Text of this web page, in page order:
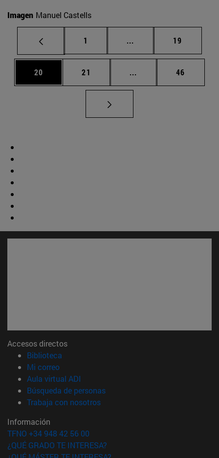
Imagen Manuel Castells
Página
1 ... Páginas intermedias
Página
19
Página
20 Página
21 ... Páginas intermedias
Página
46
Accesos directos
Biblioteca
Mi correo(abre en nueva ventana)
Aula virtual ADI
Búsqueda de personas(abre en nueva ventana)
Trabaja con nosotros(abre en nueva ventana)
Información
TFNO +34 948 42 56 00
¿QUÉ GRADO TE INTERESA?